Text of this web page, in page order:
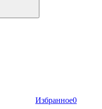
Избранное0